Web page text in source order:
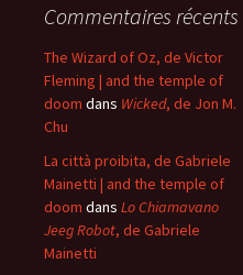
Commentaires récents
The Wizard of Oz, de Victor
Fleming | and the temple of
doom dans Wicked, de Jon M.
Chu
La città proibita, de Gabriele
Mainetti | and the temple of
doom dans Lo Chiamavano
Jeeg Robot, de Gabriele
Mainetti